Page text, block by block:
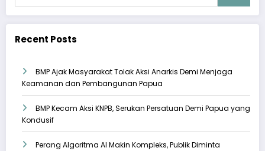
Recent Posts
BMP Ajak Masyarakat Tolak Aksi Anarkis Demi Menjaga
Keamanan dan Pembangunan Papua
BMP Kecam Aksi KNPB, Serukan Persatuan Demi Papua yang
Kondusif
Perang Algoritma AI Makin Kompleks, Publik Diminta